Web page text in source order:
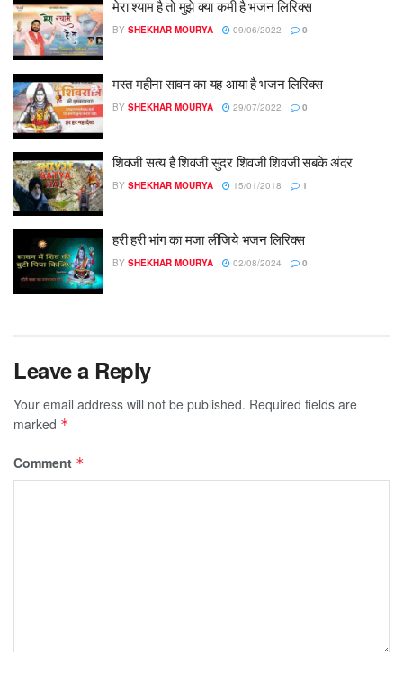
मेरा श्याम है तो मुझे क्या कमी है भजन लिरिक्स
BY SHEKHAR MOURYA 09/06/2022 0
मस्त महीना सावन का यह आया है भजन लिरिक्स
BY SHEKHAR MOURYA 29/07/2022 0
शिवजी सत्य है शिवजी सुंदर शिवजी शिवजी सबके अंदर
BY SHEKHAR MOURYA 15/01/2018 1
हरी हरी भांग का मजा लीजिये भजन लिरिक्स
BY SHEKHAR MOURYA 02/08/2024 0
Leave a Reply
Your email address will not be published. Required fields are
marked *
Comment *